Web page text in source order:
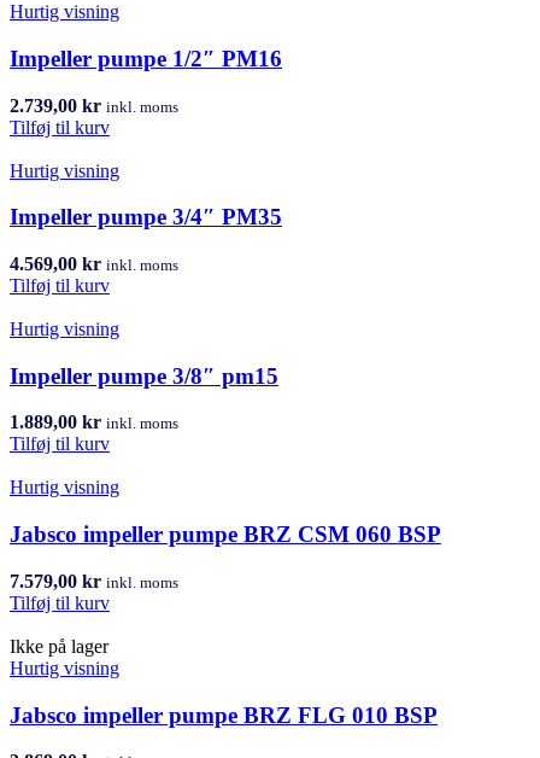
Hurtig visning
Impeller pumpe 1/2″ PM16
2.739,00 kr inkl. moms
Tilføj til kurv
Hurtig visning
Impeller pumpe 3/4″ PM35
4.569,00 kr inkl. moms
Tilføj til kurv
Hurtig visning
Impeller pumpe 3/8″ pm15
1.889,00 kr inkl. moms
Tilføj til kurv
Hurtig visning
Jabsco impeller pumpe BRZ CSM 060 BSP
7.579,00 kr inkl. moms
Tilføj til kurv
Ikke på lager
Hurtig visning
Jabsco impeller pumpe BRZ FLG 010 BSP